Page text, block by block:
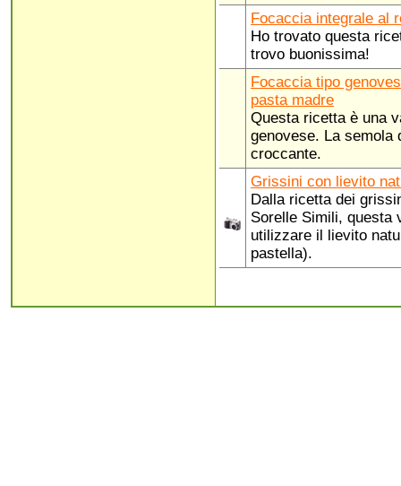
Focaccia integrale al
Ho trovato questa
trovo buonissima!
Focaccia tipo
pasta madre
Questa ricetta è una
genovese. La semola
croccante.
Grissini con lievito
Dalla ricetta dei
Sorelle Simili, questa
utilizzare il lievito
pastella).